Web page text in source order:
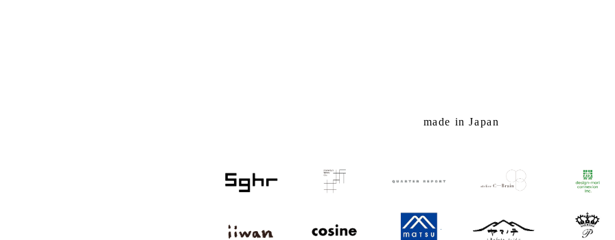
made in Japan